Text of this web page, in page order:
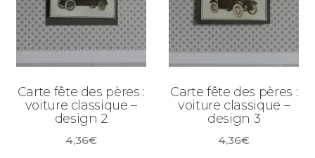
Carte fête des pères :
voiture classique –
design 2
4,36€
Carte fête des pères :
voiture classique –
design 3
4,36€